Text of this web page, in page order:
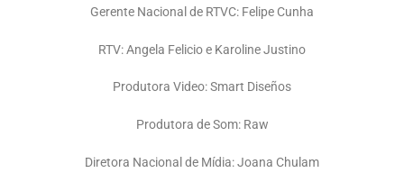
Gerente Nacional de RTVC: Felipe Cunha
RTV:Angela Felicio e Karoline Justino
Produtora Video:Smart Diseños
Produtora de Som: Raw
Diretora Nacional de Mídia:Joana Chulam